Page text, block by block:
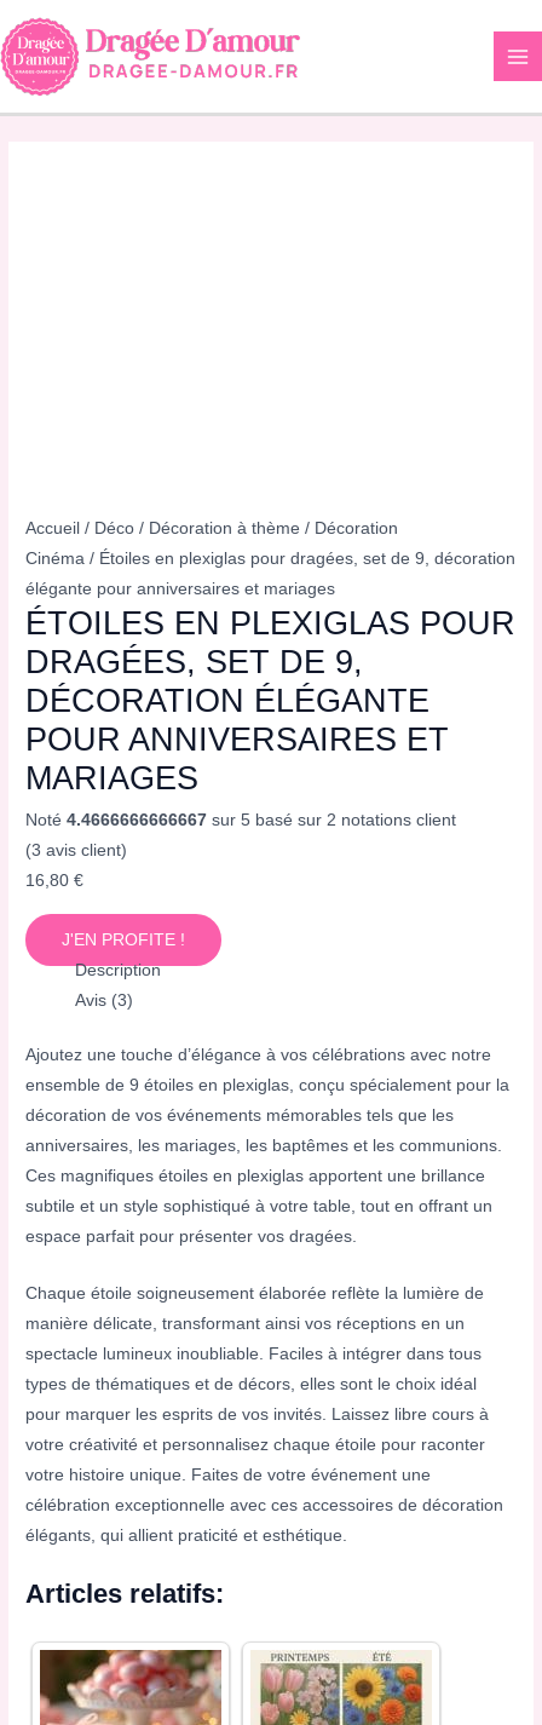
Aller
au
contenu
Accueil / Déco / Décoration à thème / Décoration
Cinéma / Étoiles en plexiglas pour dragées, set de 9, décoration
élégante pour anniversaires et mariages
ÉTOILES EN PLEXIGLAS POUR
DRAGÉES, SET DE 9,
DÉCORATION ÉLÉGANTE
POUR ANNIVERSAIRES ET
MARIAGES
Noté4.4666666666667 sur 5 basé sur 2 notations client
(3 avis client)
16,80€
J'EN PROFITE !
Description
Avis (3)
Ajoutez une touche d’élégance à vos célébrations avec notre
ensemble de 9 étoiles en plexiglas, conçu spécialement pour la
décoration de vos événements mémorables tels que les
anniversaires, les mariages, les baptêmes et les communions.
Ces magnifiques étoiles en plexiglas apportent une brillance
subtile et un style sophistiqué à votre table, tout en offrant un
espace parfait pour présenter vos dragées.
Chaque étoile soigneusement élaborée reflète la lumière de
manière délicate, transformant ainsi vos réceptions en un
spectacle lumineux inoubliable. Faciles à intégrer dans tous
types de thématiques et de décors, elles sont le choix idéal
pour marquer les esprits de vos invités. Laissez libre cours à
votre créativité et personnalisez chaque étoile pour raconter
votre histoire unique. Faites de votre événement une
célébration exceptionnelle avec ces accessoires de décoration
élégants, qui allient praticité et esthétique.
Articles relatifs: